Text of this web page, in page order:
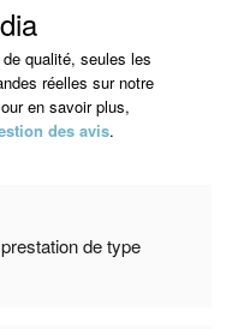
qualité, seules les
réelles sur notre
en savoir plus,
des avis.
de type